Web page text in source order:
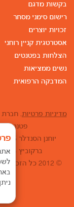
בקשות מדגם
רישום סימני מסחר
זכויות יוצרים
אסטרטגית קניין רוחני
הצלחות בפטנטים
נשים ממציאות
המדבקה הרפואית
מדיניות פרטיות. חברת
פטנטים,
ברקוביץ 4, מגדל המוזיאון, תל אביב טל': 03-6852226
© 2012 כל